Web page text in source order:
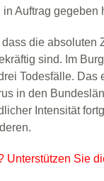
Auftrag gegeben
die absoluten
sind. Im
Todesfälle. Das
in den
Intensität
Unterstützen Sie